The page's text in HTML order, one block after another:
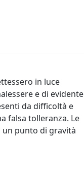
in luce
e di evidente
da difficoltà e
falsa tolleranza. Le
un punto di gravità